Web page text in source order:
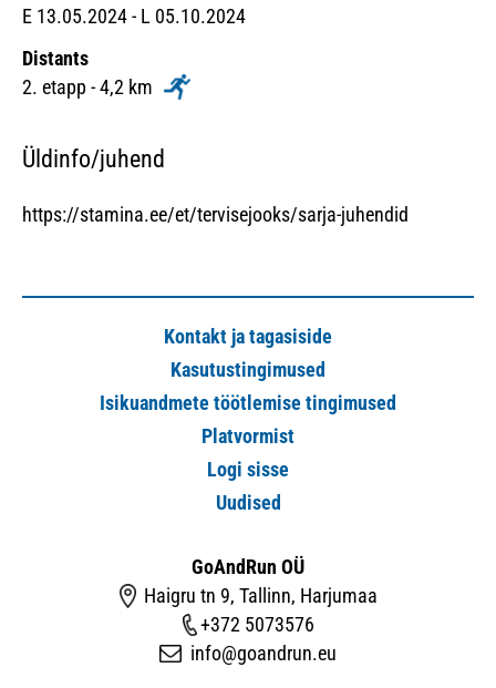
E 13.05.2024 - L 05.10.2024
Distants
2. etapp - 4,2 km
Üldinfo/juhend
https://stamina.ee/et/tervisejooks/sarja-juhendid
Kontakt ja tagasiside
Kasutustingimused
Isikuandmete töötlemise tingimused
Platvormist
Logi sisse
Uudised
GoAndRun OÜ
Haigru tn 9, Tallinn, Harjumaa
+372 5073576
info@goandrun.eu